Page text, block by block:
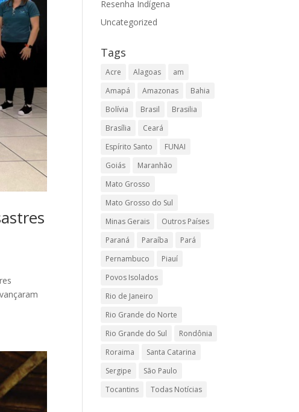
Resenha Indígena
Uncategorized
Tags
Acre Alagoas
am
Amapá
Amazonas
Bahia
Bolívia
Brasil
Brasilia
Brasília
Ceará
Espírito Santo
FUNAI
Goiás
Maranhão
Mato Grosso
Mato Grosso do Sul
Minas Gerais
Outros Países
Paraná
Paraíba
Pará
Pernambuco
Piauí
Povos Isolados
Rio de Janeiro
Rio Grande do Norte
Rio Grande do Sul
Rondônia
Roraima
Santa Catarina
Sergipe
São Paulo
Tocantins
Todas Notícias